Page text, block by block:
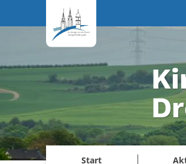
Zum Inhalt springen
Start